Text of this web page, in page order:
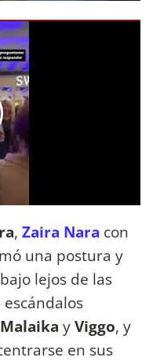
, Zaira Nara con
una postura y
lejos de las
Malaika yViggo, y
en sus